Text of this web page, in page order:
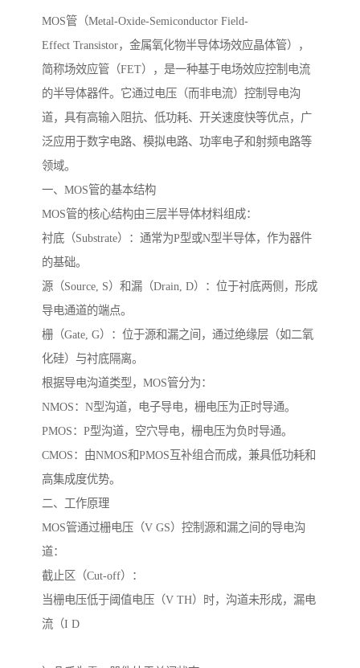
MOS管（Metal-Oxide-Semiconductor Field-
Effect Transistor，金属氧化物半导体场效应晶体管），
简称场效应管（FET），是一种基于电场效应控制电流
的半导体器件。它通过电压（而非电流）控制导电沟
道，具有高输入阻抗、低功耗、开关速度快等优点，广
泛应用于数字电路、模拟电路、功率电子和射频电路等
领域。
一、MOS管的基本结构
MOS管的核心结构由三层半导体材料组成：
衬底（Substrate）：通常为P型或N型半导体，作为器件
的基础。
源（Source, S）和漏（Drain, D）：位于衬底两侧，形成
导电通道的端点。
栅（Gate, G）：位于源和漏之间，通过绝缘层（如二氧
化硅）与衬底隔离。
根据导电沟道类型，MOS管分为：
NMOS：N型沟道，电子导电，栅电压为正时导通。
PMOS：P型沟道，空穴导电，栅电压为负时导通。
CMOS：由NMOS和PMOS互补组合而成，兼具低功耗和
高集成度优势。
二、工作原理
MOS管通过栅电压（V GS）控制源和漏之间的导电沟
道：
截止区（Cut-off）：
当栅电压低于阈值电压（V TH）时，沟道未形成，漏电
流（I D